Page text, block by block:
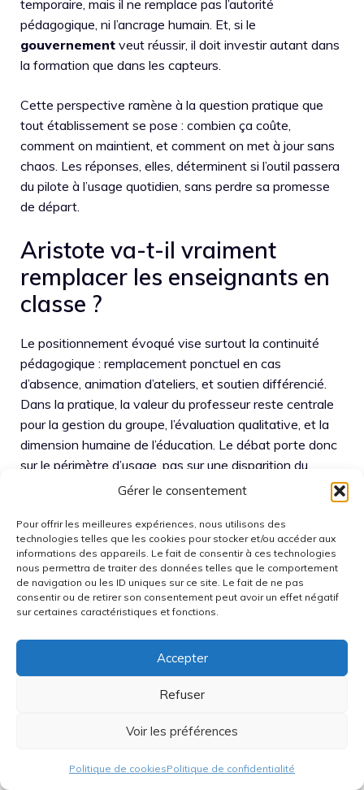
Gérer le consentement
Pour offrir les meilleures expériences, nous utilisons des
technologies telles que les cookies pour stocker et/ou accéder aux
informations des appareils. Le fait de consentir à ces technologies
nous permettra de traiter des données telles que le comportement
de navigation ou les ID uniques sur ce site. Le fait de ne pas
consentir ou de retirer son consentement peut avoir un effet négatif
sur certaines caractéristiques et fonctions.
Accepter
Refuser
Voir les préférences
Politique de cookiesPolitique de confidentialité
temporaire, mais il ne remplace pas l’autorité
pédagogique, ni l’ancrage humain. Et, si le
gouvernement veut réussir, il doit investir autant dans
la formation que dans les capteurs.
Cette perspective ramène à la question pratique que
tout établissement se pose : combien ça coûte,
comment on maintient, et comment on met à jour sans
chaos. Les réponses, elles, déterminent si l’outil passera
du pilote à l’usage quotidien, sans perdre sa promesse
de départ.
Aristote va-t-il vraiment
remplacer les enseignants en
classe ?
Le positionnement évoqué vise surtout la continuité
pédagogique : remplacement ponctuel en cas
d’absence, animation d’ateliers, et soutien différencié.
Dans la pratique, la valeur du professeur reste centrale
pour la gestion du groupe, l’évaluation qualitative, et la
dimension humaine de l’éducation. Le débat porte donc
sur le périmètre d’usage, pas sur une disparition du
Quelles technologies sont
nécessaires pour faire
fonctionner une IA
multimodale en classe ?
avec accélération IA), un grand écran, une captation
audio de qualité (microphones avec réduction de bruit),
angles morts. La stabilité réseau et la gestion des mises
interruptions.